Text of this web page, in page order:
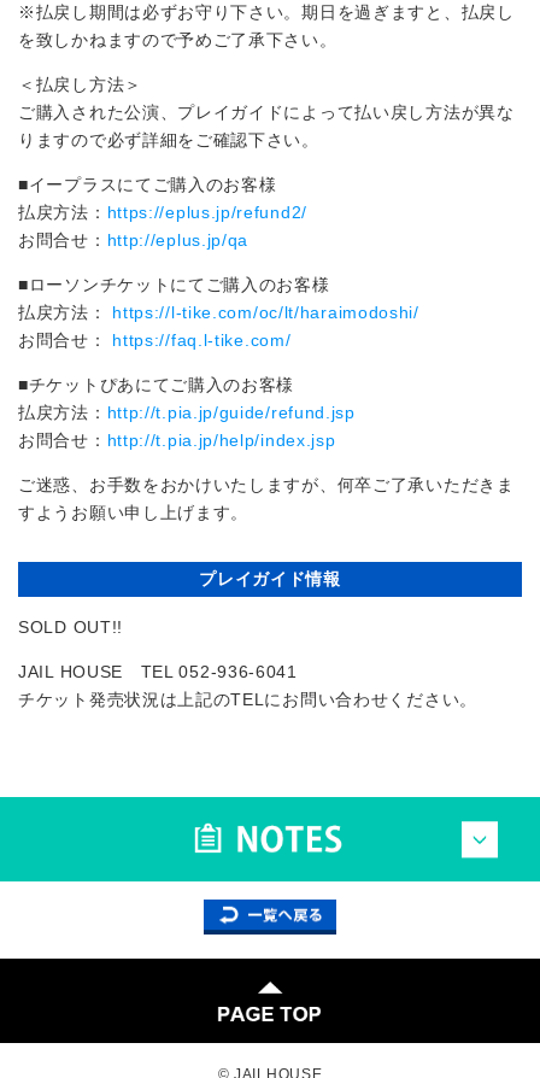
※払戻し期間は必ずお守り下さい。期日を過ぎますと、払戻し
を致しかねますので予めご了承下さい。
＜払戻し方法＞
ご購入された公演、プレイガイドによって払い戻し方法が異な
りますので必ず詳細をご確認下さい。
■イープラスにてご購入のお客様
払戻方法： https://eplus.jp/refund2/
お問合せ： http://eplus.jp/qa
■ローソンチケットにてご購入のお客様
払戻方法： https://l-tike.com/oc/lt/haraimodoshi/
お問合せ： https://faq.l-tike.com/
■チケットぴあにてご購入のお客様
払戻方法： http://t.pia.jp/guide/refund.jsp
お問合せ： http://t.pia.jp/help/index.jsp
ご迷惑、お手数をおかけいたしますが、何卒ご了承いただきま
すようお願い申し上げます。
プレイガイド情報
SOLD OUT!!
JAIL HOUSE TEL 052-936-6041
チケット発売状況は上記のTELにお問い合わせください。
© JAILHOUSE